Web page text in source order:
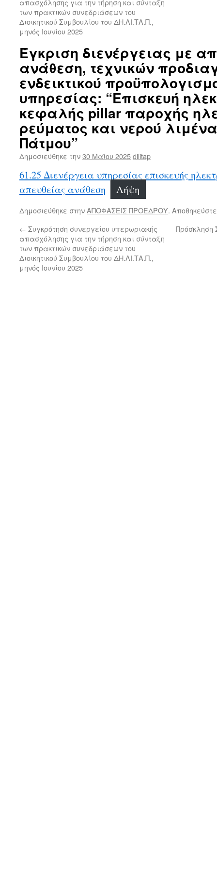
απασχόλησης για την τήρηση και σύνταξη
των πρακτικών συνεδριάσεων του
Διοικητικού Συμβουλίου του ΔΗ.ΛΙ.ΤΑ.Π.,
μηνός Ιουνίου 2025
Έγκριση διενέργειας με
ανάθεση, τεχνικών
ενδεικτικού
υπηρεσίας: “Επισκευή
κεφαλής pillar παροχής
ρεύματος και νερού
Πάτμου”
Δημοσιεύθηκε την30 Μαΐου 2025dilitap
61.25 Διενέργεια υπηρεσίας επισκευής
απευθείας ανάθεση
Λήψη
Δημοσιεύθηκε στηνΑΠΟΦΑΣΕΙΣ ΠΡΟΕΔΡΟΥ.
← Συγκρότηση συνεργείου υπερωριακής
απασχόλησης για την τήρηση και σύνταξη
των πρακτικών συνεδριάσεων του
Διοικητικού Συμβουλίου του ΔΗ.ΛΙ.ΤΑ.Π.,
μηνός Ιουνίου 2025
Πρόσκληση